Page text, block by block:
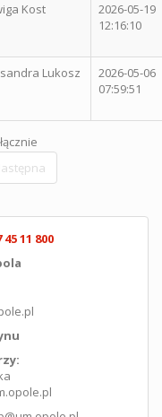
Kost
2026-05-19
12:16:10
Lukosz
2026-05-06
07:59:51
11 800